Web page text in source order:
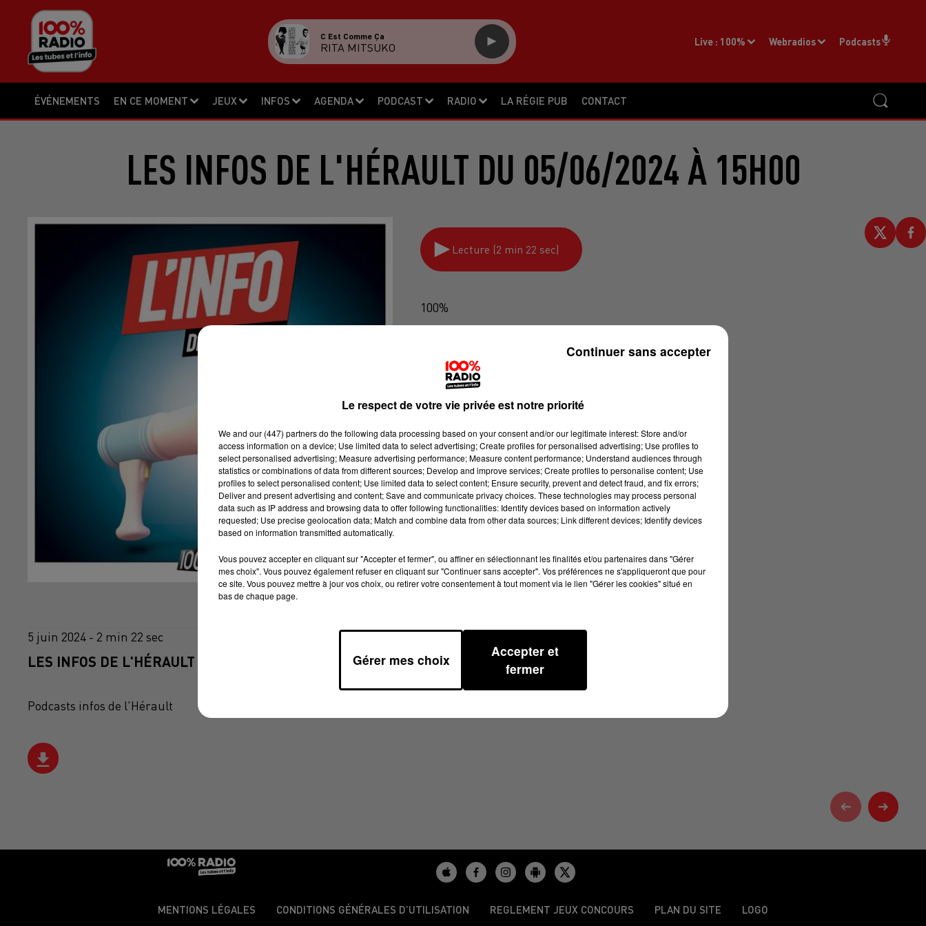
ÉVÉNEMENTS EN CE MOMENT JEUX INFOS AGENDA PODCAST RADIO LA RÉGIE PUB CONTACT
Live : 100% Webradios Podcasts
C Est Comme Ça
RITA MITSUKO
LES INFOS DE L'HÉRAULT DU 05/06/2024 À 15H00
Lecture (2 min 22 sec)
100%
5 juin 2024 - 2 min 22 sec
LES INFOS DE L'HÉRAULT DU 05/06/2024 À 15H00
Podcasts infos de l'Hérault
MENTIONS LÉGALES CONDITIONS GÉNÉRALES D’UTILISATION REGLEMENT JEUX CONCOURS PLAN DU SITE LOGO
Le respect de votre vie privée est notre priorité
We and our (447) partnersdo the following data processing based on your consent and/or our legitimate interest: Store and/or
access information on a device; Use limited data to select advertising; Create profiles for personalised advertising; Use profiles to
select personalised advertising; Measure advertising performance; Measure content performance; Understand audiences through
statistics or combinations of data from different sources; Develop and improve services; Create profiles to personalise content; Use
profiles to select personalised content; Use limited data to select content; Ensure security, prevent and detect fraud, and fix errors;
Deliver and present advertising and content; Save and communicate privacy choices. These technologies may process personal
data such as IP address and browsing data to offer following functionalities: Identify devices based on information actively
requested; Use precise geolocation data; Match and combine data from other data sources; Link different devices; Identify devices
based on information transmitted automatically.
Vous pouvez accepter en cliquant sur "Accepter et fermer", ou affiner en sélectionnant les finalités et/ou partenaires dans "Gérer
mes choix". Vous pouvez également refuser en cliquant sur "Continuer sans accepter". Vos préférences ne s'appliqueront que pour
ce site. Vous pouvez mettre à jour vos choix, ou retirer votre consentement à tout moment via le lien "Gérer les cookies" situé en
bas de chaque page.
Gérer mes choix
Accepter et
fermer
Continuer sans accepter